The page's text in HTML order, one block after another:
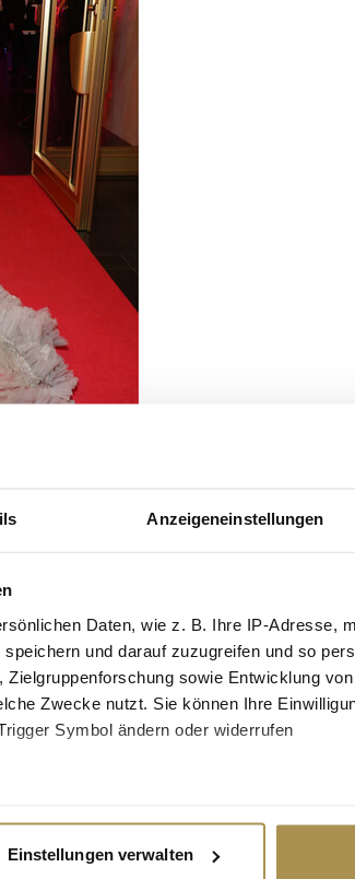
Anzeigeneinstellungen
Daten, wie z. B. Ihre IP-Adresse,
und darauf zuzugreifen und so
sowie Entwicklung
Zwecke nutzt. Sie können Ihre
Symbol ändern oder widerrufen
Daten verarbeitet werden, und legen Sie
Einstellungen verwalten
Advertisement